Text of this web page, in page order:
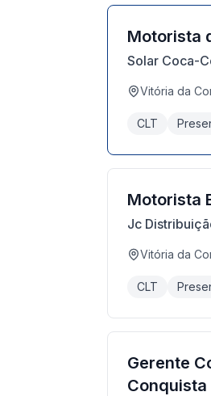
Motorista
Solar Coca-
Vitória da
CLT
Motorista
Jc
Vitória da
CLT
Gerente
Conquista